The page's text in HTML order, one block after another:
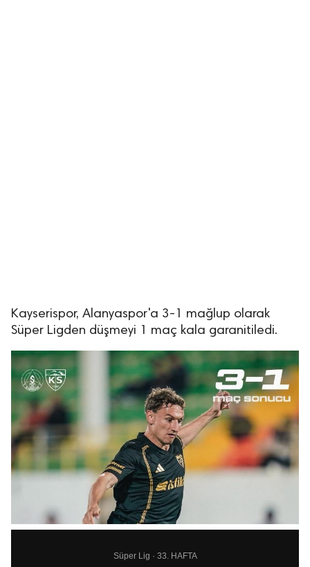
Kayserispor, Alanyaspor'a 3-1 mağlup olarak
Süper Ligden düşmeyi 1 maç kala garanitiledi.
Süper Lig · 33. HAFTA